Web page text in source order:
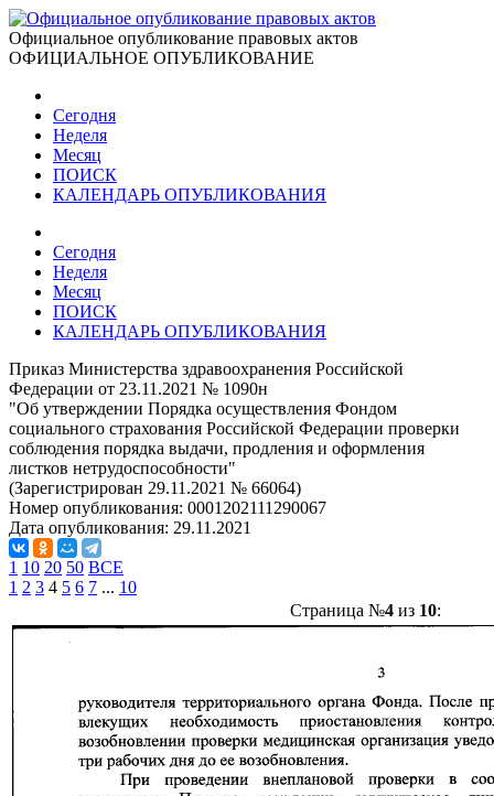
Официальное опубликование правовых актов
ОФИЦИАЛЬНОЕ ОПУБЛИКОВАНИЕ
Сегодня
Неделя
Месяц
ПОИСК
КАЛЕНДАРЬ ОПУБЛИКОВАНИЯ
Сегодня
Неделя
Месяц
ПОИСК
КАЛЕНДАРЬ ОПУБЛИКОВАНИЯ
Приказ Министерства здравоохранения Российской
Федерации от 23.11.2021 № 1090н
"Об утверждении Порядка осуществления Фондом
социального страхования Российской Федерации проверки
соблюдения порядка выдачи, продления и оформления
листков нетрудоспособности"
(Зарегистрирован 29.11.2021 № 66064)
Номер опубликования: 0001202111290067
Дата опубликования: 29.11.2021
1 10 20 50 ВСЕ
1 2 3 4 5 6 7 ... 10
Страница №4из 10: